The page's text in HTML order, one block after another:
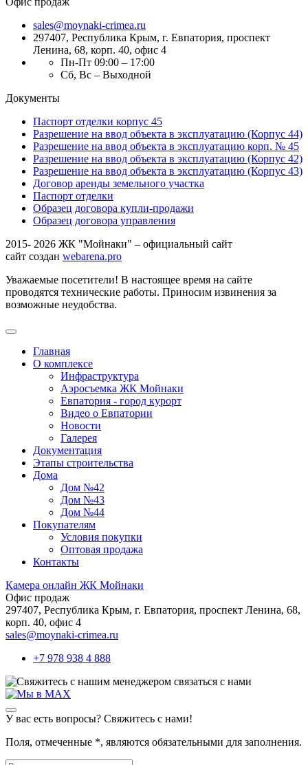
sales@moynaki-crimea.ru
297407, Республика Крым, г. Евпатория, проспект
Ленина, 68, корп. 40, офис 4
Пн-Пт 09:00 – 17:00
Сб, Вс – Выходной
Документы
Паспорт отделки корпус 45
Разрешение на ввод объекта в эксплуатацию (Корпус 44)
Разрешение на ввод объекта в эксплуатацию корп. № 45
Разрешение на ввод объекта в эксплуатацию (Корпус 42)
Разрешение на ввод объекта в эксплуатацию (Корпус 43)
Договор аренды земельного участка
Паспорт отделки
Образец договора купли-продажи
Образец договора управления
2015- 2026 ЖК "Мойнаки" – официальный сайт
сайт создан webarena.pro
Уважаемые посетители! В настоящее время на сайте
проводятся технические работы. Приносим извинения за
возможные неудобства.
Главная
О комплексе
Инфраструктура
Аэросъемка ЖК Мойнаки
Евпатория - город курорт
Видео о Евпатории
Новости
Галерея
Документация
Этапы строительства
Дома
Дом №42
Дом №43
Дом №44
Покупателям
Условия покупки
Оптовая продажа
Контакты
Камера онлайн ЖК Мойнаки
Офис продаж
297407, Республика Крым, г. Евпатория, проспект Ленина, 68,
корп. 40, офис 4
sales@moynaki-crimea.ru
+7 978 938 4 888
связаться с нами
У вас есть вопросы? Свяжитесь с нами!
Поля, отмеченные *, являются обязательными для заполнения.